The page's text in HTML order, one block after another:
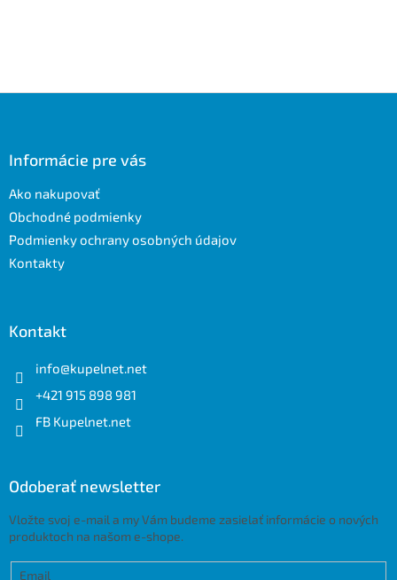
Informácie pre vás
Ako nakupovať
Obchodné podmienky
Podmienky ochrany osobných údajov
Kontakty
Kontakt
info@kupelnet.net
+421 915 898 981
FB Kupelnet.net
Odoberať newsletter
Vložte svoj e-mail a my Vám budeme zasielať informácie o nových
produktoch na našom e-shope.
Email